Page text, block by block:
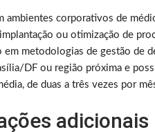
ambientes corporativos de
ou otimização de
em metodologias de gestão de
DF ou região próxima e
de duas a três vezes por
adicionais